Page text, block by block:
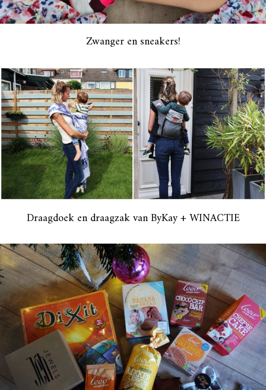
Zwanger en sneakers!
Draagdoek en draagzak van ByKay + WINACTIE